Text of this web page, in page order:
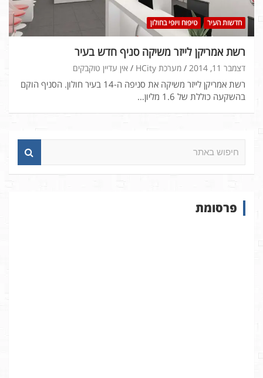
חדשות העיר טיפוח ויופי בחולון
רשת אמריקן לייזר משיקה סניף חדש בעיר
דצמבר 11, 2014 מערכת HCity אין עדיין טוקבקים
רשת אמריקן לייזר משיקה את סניפה ה-14 בעיר חולון. הסניף הוקם
בהשקעה כוללת של 1.6 מליון…
א
פרסומת